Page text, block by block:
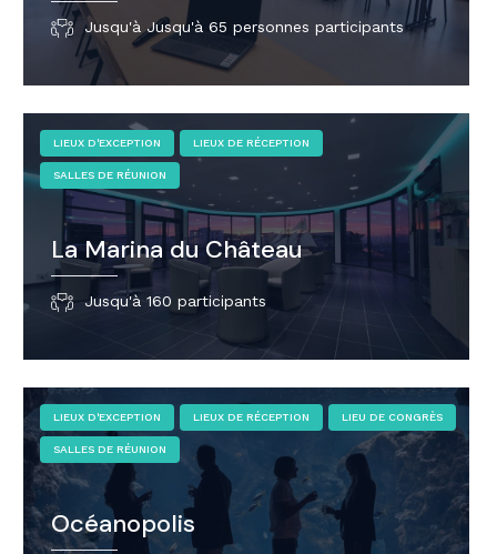
Jusqu'à Jusqu'à 65 personnes participants
LIEUX D'EXCEPTION LIEUX DE RÉCEPTION
SALLES DE RÉUNION
La Marina du Château
Jusqu'à 160 participants
LIEUX D'EXCEPTION LIEUX DE RÉCEPTION LIEU DE CONGRÈS
SALLES DE RÉUNION
Océanopolis